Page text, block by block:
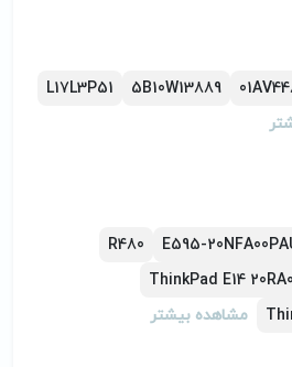
5B10W13889
L17L3P51
E595-
R480
ThinkPad E14
مشاهده بیشتر